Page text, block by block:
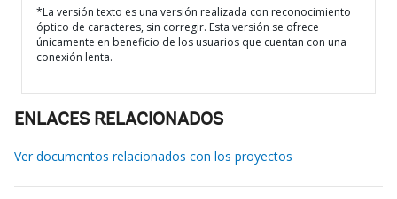
*La versión texto es una versión realizada con reconocimiento
óptico de caracteres, sin corregir. Esta versión se ofrece
únicamente en beneficio de los usuarios que cuentan con una
conexión lenta.
ENLACES RELACIONADOS
Ver documentos relacionados con los proyectos